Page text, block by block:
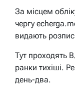
За місцем
чергу
видають
Тут проходять
ранки тихіші.
день-два.